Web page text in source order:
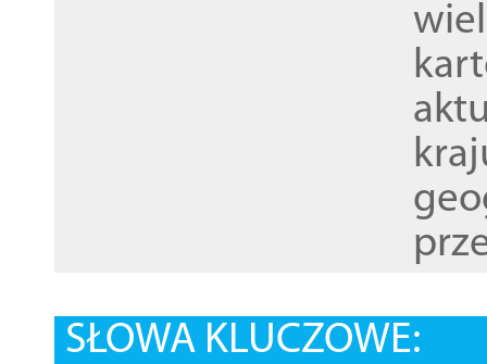
SŁOWA KLUCZOWE: